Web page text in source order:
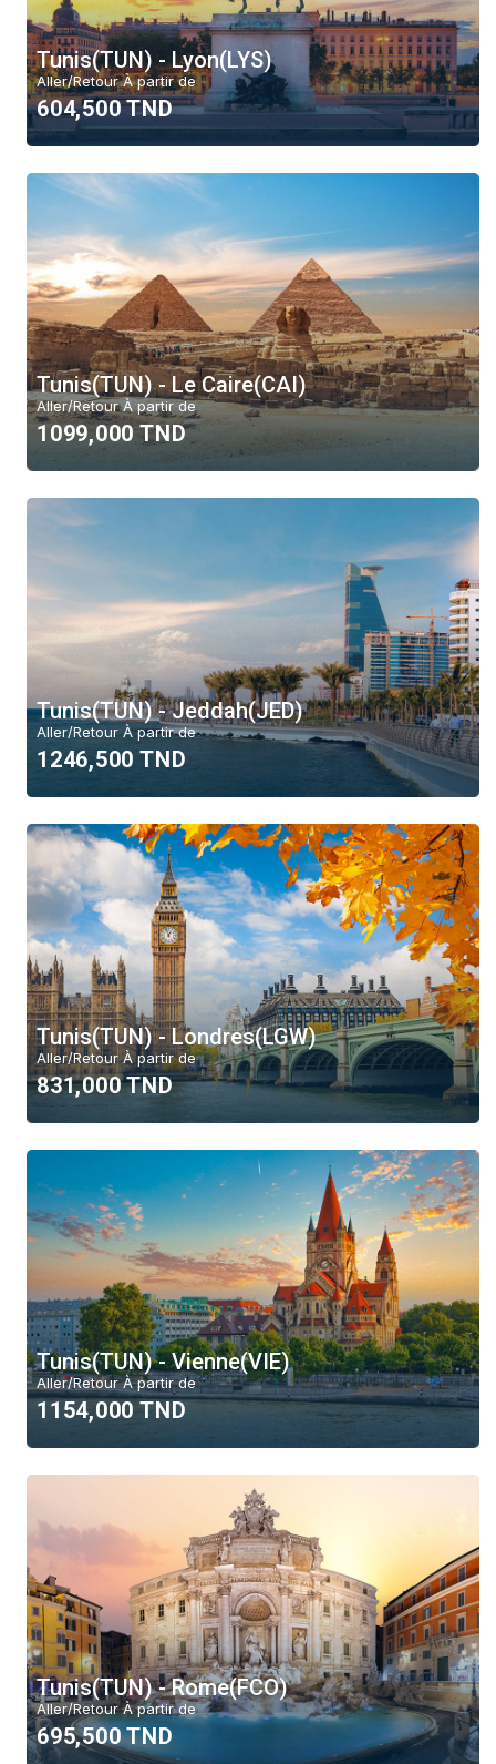
Tunis(TUN) - Lyon(LYS)
Aller/Retour À partir de
604,500 TND
Tunis(TUN) - Le Caire(CAI)
Aller/Retour À partir de
1099,000 TND
Tunis(TUN) - Jeddah(JED)
Aller/Retour À partir de
1246,500 TND
Tunis(TUN) - Londres(LGW)
Aller/Retour À partir de
831,000 TND
Tunis(TUN) - Vienne(VIE)
Aller/Retour À partir de
1154,000 TND
Tunis(TUN) - Rome(FCO)
Aller/Retour À partir de
695,500 TND